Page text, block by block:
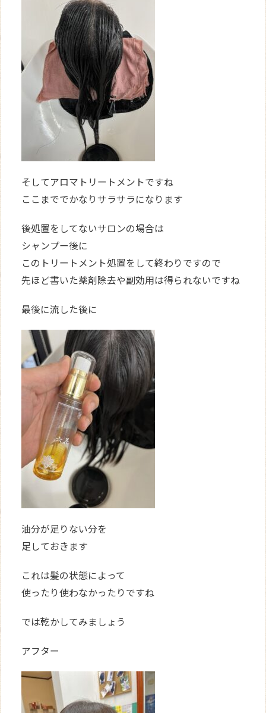
そしてアロマトリートメントですね
ここまででかなりサラサラになります
後処置をしてないサロンの場合は
シャンプー後に
このトリートメント処置をして終わりですので
先ほど書いた薬剤除去や副効用は得られないですね
最後に流した後に
油分が足りない分を
足しておきます
これは髪の状態によって
使ったり使わなかったりですね
では乾かしてみましょう
アフター